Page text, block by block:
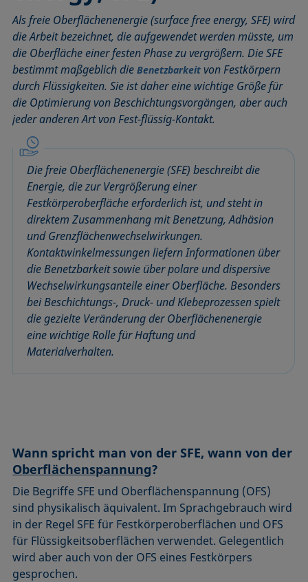
Benetzbarkeit
Benetzte Länge
Benetzung
Blasendruck-Tensiometer
Captive Bubble Methode
Constrained Sessile Drop
Diffusionskoeffizient
Dispersiver Anteil
Dreiphasenpunkt
Dynamische Oberflächenspannung
Dynamischer Kontaktwinkel
Emulsion
Entnetzung
Equation of state
Extended-Fowkes method
Kegelschnittmethode
Kohäsionsarbeit
Kontaktwinkel
Kreismethode
Kritische Mizellkonzentration (CMC) und
Tensidkonzentration
Kritische Oberflächenspannung
Laplace-Druck
Liegender Tropfen (sessile drop)
Liquid Needle
Lotuseffekt
Meniskus-Methode
Methode nach Oss und Good
Methode nach Owens, Wendt, Rabel und Kaelble (OWRK)
Methode nach Wu
Mikroemulsion
Methode nach Zisman
Mizelle
Netzmittel
Rückzugswinkel
Schaum
Schaumbildner
Spinning-Drop-Tensiometer
Spreiten
Spreitkoeffizient, Spreitparameter
Stabmethode
Stalagmometer
Statische Oberflächenspannung
Statischer Kontaktwinkel
Stood-up Drop
Als freie Oberflächenenergie (surface free energy, SFE) wird
die Arbeit bezeichnet, die aufgewendet werden müsste, um
die Oberfläche einer festen Phase zu vergrößern. Die SFE
bestimmt maßgeblich dieBenetzbarkeit von Festkörpern
durch Flüssigkeiten. Sie ist daher eine wichtige Größe für
die Optimierung von Beschichtungsvorgängen, aber auch
jeder anderen Art von Fest-flüssig-Kontakt.
Die freie Oberflächenenergie (SFE) beschreibt die
Energie, die zur Vergrößerung einer
Festkörperoberfläche erforderlich ist, und steht in
direktem Zusammenhang mit Benetzung, Adhäsion
und Grenzflächenwechselwirkungen.
Kontaktwinkelmessungen liefern Informationen über
die Benetzbarkeit sowie über polare und dispersive
Wechselwirkungsanteile einer Oberfläche. Besonders
bei Beschichtungs-, Druck- und Klebeprozessen spielt
die gezielte Veränderung der Oberflächenenergie
eine wichtige Rolle für Haftung und
Materialverhalten.
Wann spricht man von der SFE, wann von der
Oberflächenspannung?
Die Begriffe SFE und Oberflächenspannung (OFS)
sind physikalisch äquivalent. Im Sprachgebrauch wird
in der Regel SFE für Festkörperoberflächen und OFS
für Flüssigkeitsoberflächen verwendet. Gelegentlich
wird aber auch von der OFS eines Festkörpers
gesprochen.